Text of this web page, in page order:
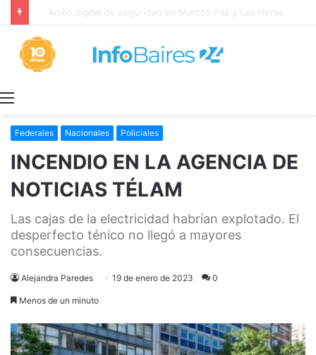
Provincia rechazó la reforma laboral y defendió los derechos de los trabajadores
Federales Nacionales Policiales
INCENDIO EN LA AGENCIA DE
NOTICIAS TÉLAM
Las cajas de la electricidad habrían explotado. El
desperfecto ténico no llegó a mayores
consecuencias.
Alejandra Paredes 19 de enero de 2023 0
Menos de un minuto